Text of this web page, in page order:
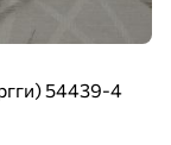
54439-4